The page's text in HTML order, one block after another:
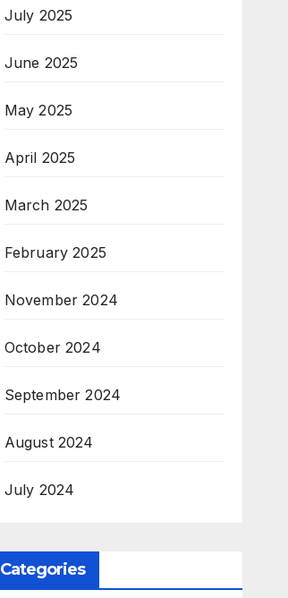
July 2025
June 2025
May 2025
April 2025
March 2025
February 2025
November 2024
October 2024
September 2024
August 2024
July 2024
Categories